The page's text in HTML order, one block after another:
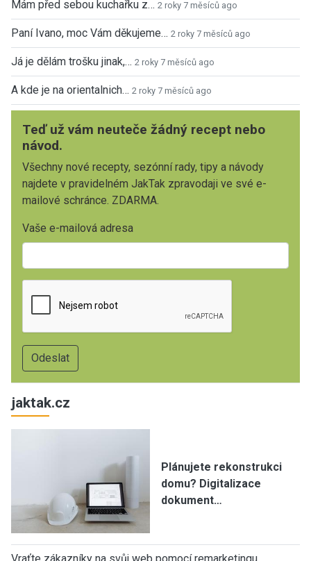
Mám před sebou kuchařku z… 2 roky 7 měsíců ago
Paní Ivano, moc Vám děkujeme… 2 roky 7 měsíců ago
Já je dělám trošku jinak,… 2 roky 7 měsíců ago
A kde je na orientalnich… 2 roky 7 měsíců ago
Teď už vám neuteče žádný recept nebo
návod.
Všechny nové recepty, sezónní rady, tipy a návody
najdete v pravidelném JakTak zpravodaji ve své e-
mailové schránce. ZDARMA.
Vaše e-mailová adresa
jaktak.cz
Plánujete rekonstrukci
domu? Digitalizace
dokument…